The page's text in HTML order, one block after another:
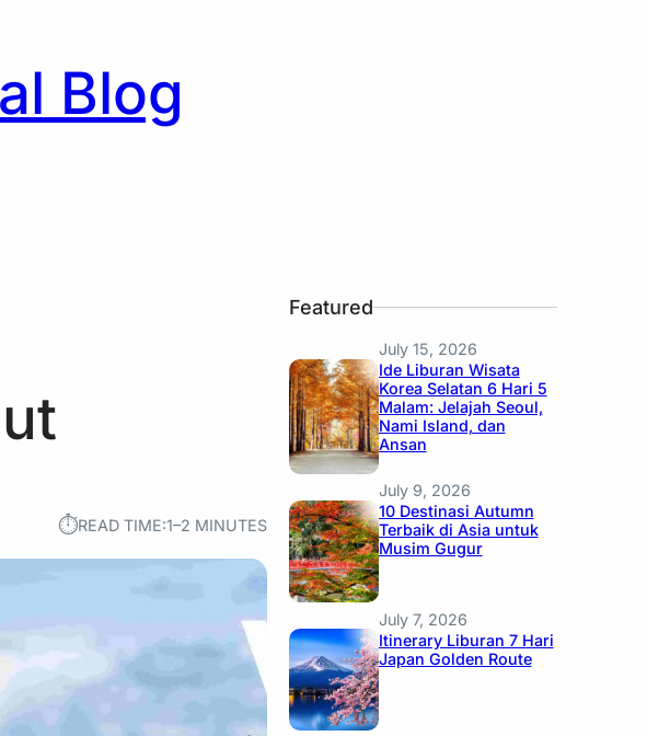
Blog
⏱︎READ TIME:1–2 MINUTES
Featured
July 15, 2026
Ide Liburan Wisata
Korea Selatan 6 Hari 5
Malam: Jelajah Seoul,
Nami Island, dan
Ansan
July 9, 2026
10 Destinasi Autumn
Terbaik di Asia untuk
Musim Gugur
July 7, 2026
Itinerary Liburan 7 Hari
Japan Golden Route